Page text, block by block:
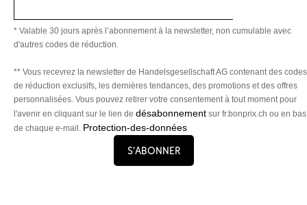
trop petit ou trop grand, vous avez 14 jours maximum pour nous le
* Valable 30 jours après l’abonnement à la newsletter, non cumulable avec
d'autres codes de réduction.
** Vous recevrez la newsletter de Handelsgesellschaft AG contenant des codes
de réduction exclusifs, les dernières tendances, des promotions et des offres
personnalisées. Vous pouvez retirer votre consentement à tout moment pour
l'avenir en cliquant sur le lien de désabonnement sur fr.bonprix.ch ou en bas
de chaque e-mail. Protection-des-données
S’abonner